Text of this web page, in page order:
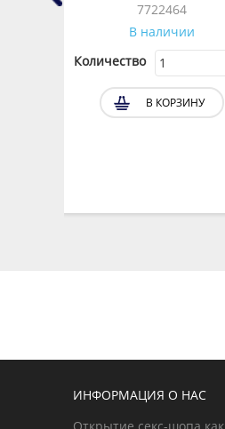
7722464
В наличии
Количество
В КОРЗИНУ
ИНФОРМАЦИЯ О НАС